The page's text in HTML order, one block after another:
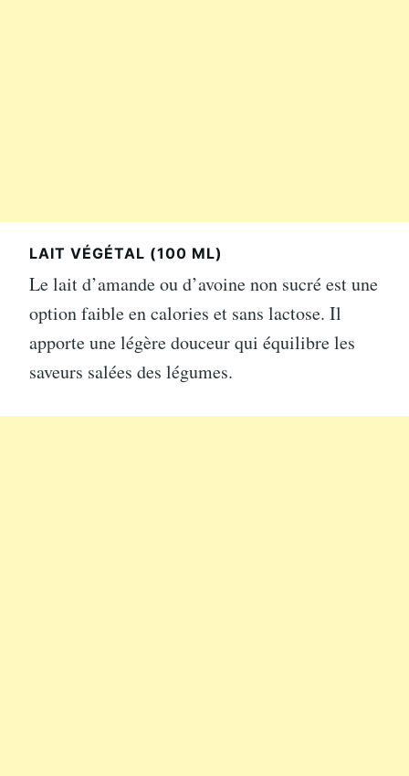
LAIT VÉGÉTAL (100 ML)
Le lait d’amande ou d’avoine non sucré est une
option faible en calories et sans lactose. Il
apporte une légère douceur qui équilibre les
saveurs salées des légumes.